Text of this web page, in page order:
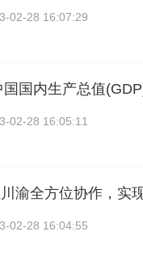
02-28 16:07:29
国国内生产总值
02-28 16:05:11
渝全方位协作，实
02-28 16:04:55